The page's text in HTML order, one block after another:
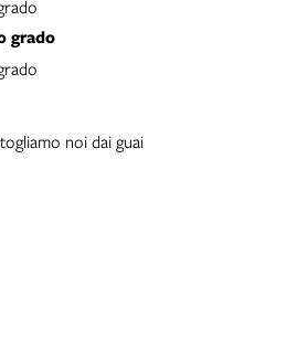
grado
noi dai guai